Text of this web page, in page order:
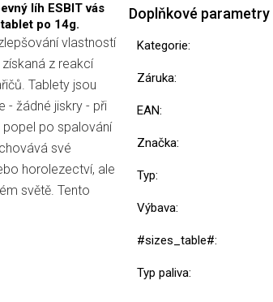
líh ESBIT vás
po 14g.
vlastností
z reakcí
Tablety jsou
- žádné jiskry - při
popel po spalování
své
horolezectví, ale
světě. Tento
Doplňkové parametry
Kategorie:
Záruka:
EAN:
Značka:
Typ:
Výbava:
#sizes_table#:
Typ paliva: